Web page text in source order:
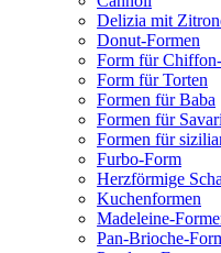
Delizia mit
Donut-Formen
Form für
Form für Torten
Formen für Baba
Formen für
Formen für
Furbo-Form
Herzförmige
Kuchenformen
Madeleine-
Pan-Brioche-